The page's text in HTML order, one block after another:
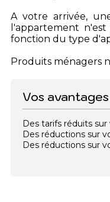
A votre arrivée,
l'appartement
fonction du type
Produits ménagers
Vos
Des tarifs réduits
Des réductions sur
Des réductions sur